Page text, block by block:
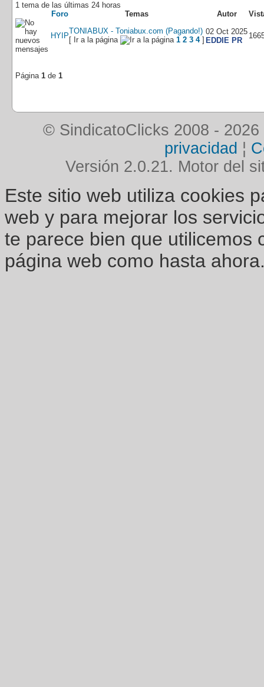
1 tema de las últimas 24 horas
Foro
Temas Autor
HYIP
TONIABUX - Toniabux.com (Pagando!)
[ Ir a la página
1 2 3 4]
02 Oct 2025
EDDIE PR
Página 1 de 1
© SindicatoClicks 2008 - 2026
privacidad ¦
Versión 2.0.21. Motor del
Este sitio web utiliza cookies
web y para mejorar los
te parece bien que utilicemos
página web como hasta